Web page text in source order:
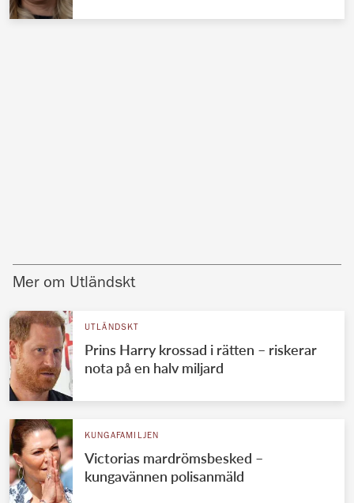
Mer om Utländskt
UTLÄNDSKT
Prins Harry krossad i rätten – riskerar
nota på en halv miljard
KUNGAFAMILJEN
Victorias mardrömsbesked –
kungavännen polisanmäld